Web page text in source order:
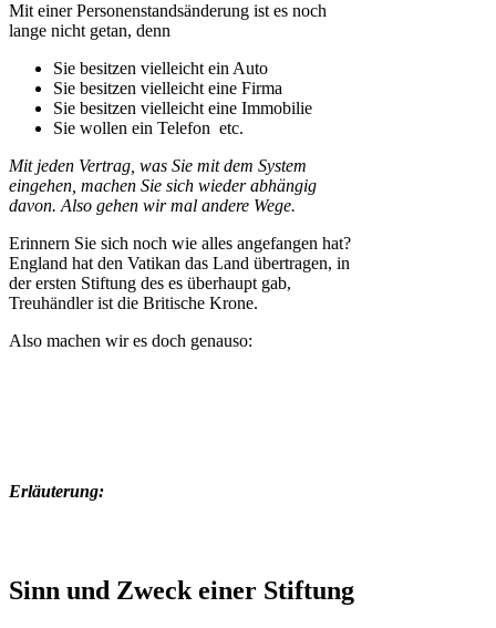
Mit einer Personenstandsänderung ist es noch
lange nicht getan, denn
Sie besitzen vielleicht ein Auto
Sie besitzen vielleicht eine Firma
Sie besitzen vielleicht eine Immobilie
Sie wollen ein Telefon etc.
Mit jeden Vertrag, was Sie mit dem System
eingehen, machen Sie sich wieder abhängig
davon. Also gehen wir mal andere Wege.
Erinnern Sie sich noch wie alles angefangen hat?
England hat den Vatikan das Land übertragen, in
der ersten Stiftung des es überhaupt gab,
Treuhändler ist die Britische Krone.
Also machen wir es doch genauso:
Erläuterung:
Sinn und Zweck einer Stiftung